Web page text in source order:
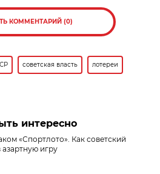
КОММЕНТАРИЙ (0)
советская власть лотереи
интересно
«Спортлото». Как советский
игру